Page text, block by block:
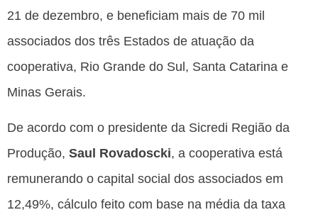
21 de dezembro, e beneficiam mais de 70 mil
associados dos três Estados de atuação da
cooperativa, Rio Grande do Sul, Santa Catarina e
Minas Gerais.
De acordo com o presidente da Sicredi Região da
Produção, Saul Rovadoscki, a cooperativa está
remunerando o capital social dos associados em
12,49%, cálculo feito com base na média da taxa